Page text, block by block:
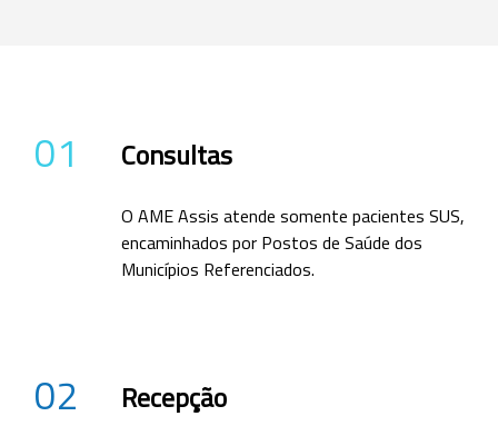
01 Consultas
O AME Assis atende somente pacientes SUS,
encaminhados por Postos de Saúde dos
Municípios Referenciados.
02 Recepção